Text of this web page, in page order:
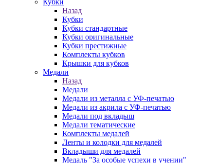
Кубки
Назад
Кубки
Кубки стандартные
Кубки оригинальные
Кубки престижные
Комплекты кубков
Крышки для кубков
Медали
Назад
Медали
Медали из металла с УФ-печатью
Медали из акрила с УФ-печатью
Медали под вкладыш
Медали тематические
Комплекты медалей
Ленты и колодки для медалей
Вкладыши для медалей
Медаль "За особые успехи в учении"